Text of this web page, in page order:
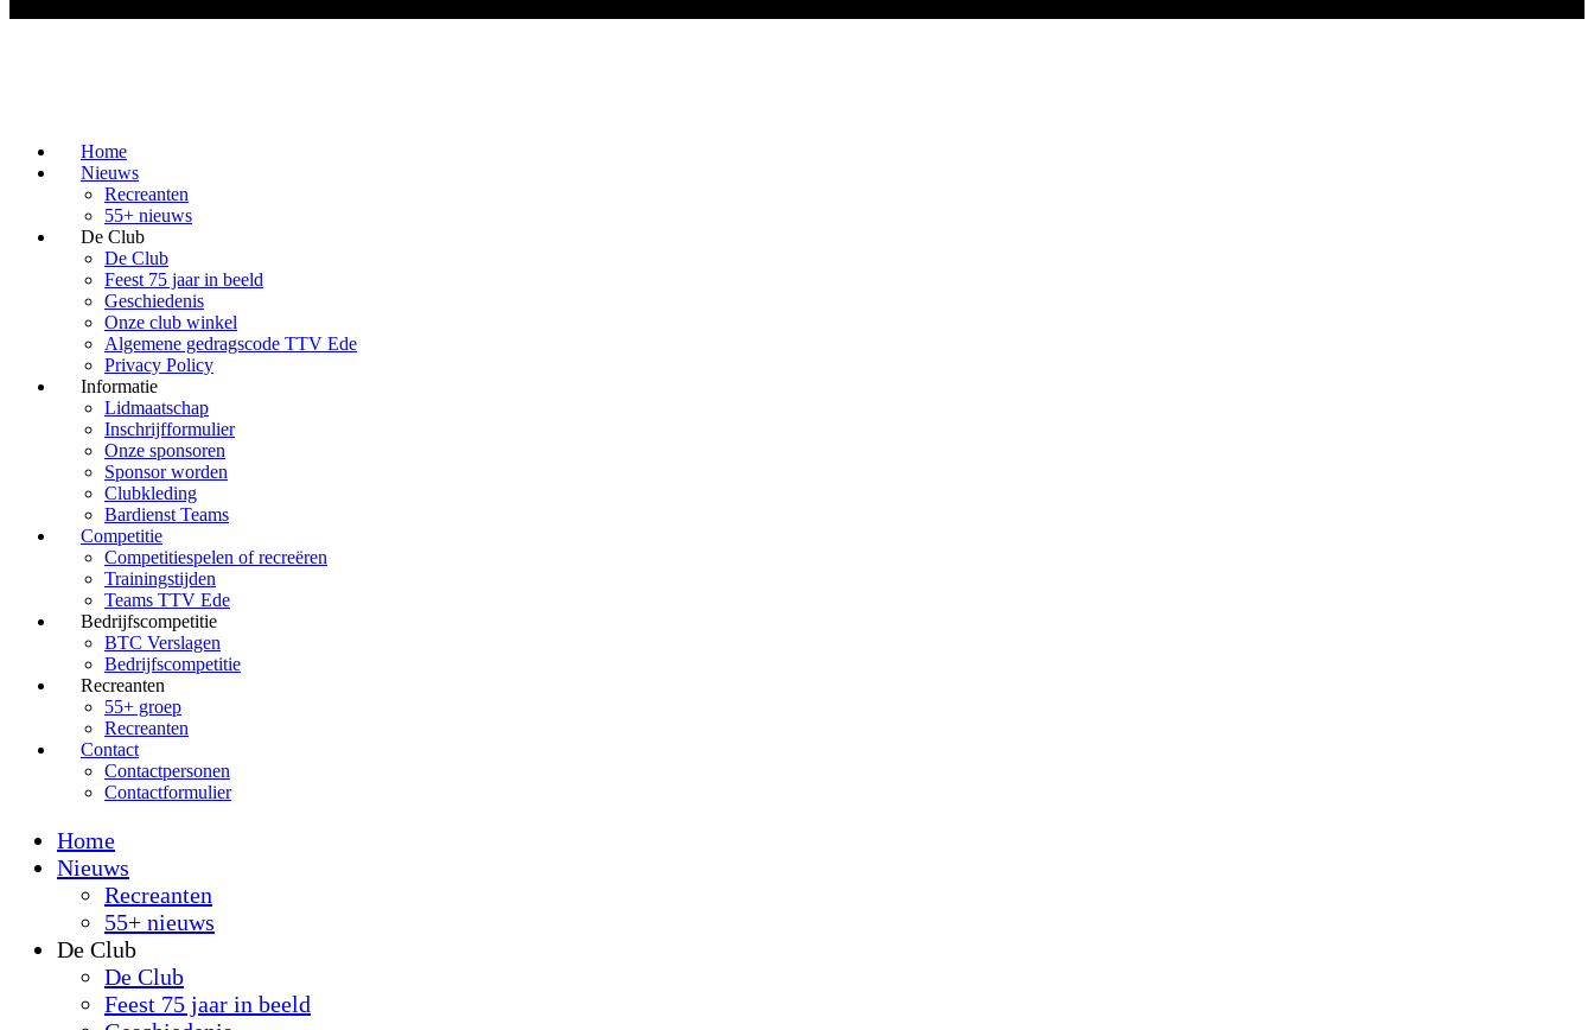
Home
Nieuws
Recreanten
55+ nieuws
De Club
De Club
Feest 75 jaar in beeld
Geschiedenis
Onze club winkel
Algemene gedragscode TTV Ede
Privacy Policy
Informatie
Lidmaatschap
Inschrijfformulier
Onze sponsoren
Sponsor worden
Clubkleding
Bardienst Teams
Competitie
Competitiespelen of recreëren
Trainingstijden
Teams TTV Ede
Bedrijfscompetitie
BTC Verslagen
Bedrijfscompetitie
Recreanten
55+ groep
Recreanten
Contact
Contactpersonen
Contactformulier
Home
Nieuws
Recreanten
55+ nieuws
De Club
De Club
Feest 75 jaar in beeld